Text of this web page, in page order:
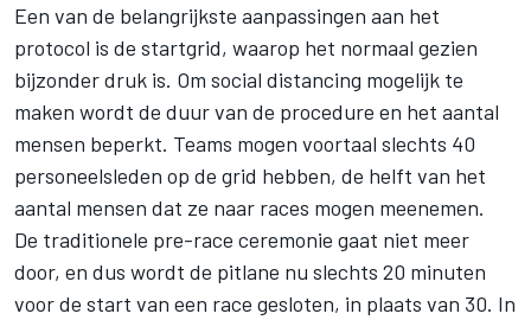
Een van de belangrijkste aanpassingen aan het
protocol is de startgrid, waarop het normaal gezien
bijzonder druk is. Om social distancing mogelijk te
maken wordt de duur van de procedure en het aantal
mensen beperkt. Teams mogen voortaal slechts 40
personeelsleden op de grid hebben, de helft van het
aantal mensen dat ze naar races mogen meenemen.
De traditionele pre-race ceremonie gaat niet meer
door, en dus wordt de pitlane nu slechts 20 minuten
voor de start van een race gesloten, in plaats van 30. In